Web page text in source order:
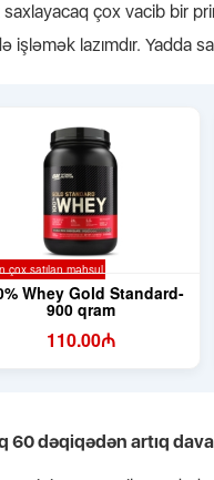
çox vacib bir
işləmək lazımdır. Yadda
60 dəqiqədən artıq